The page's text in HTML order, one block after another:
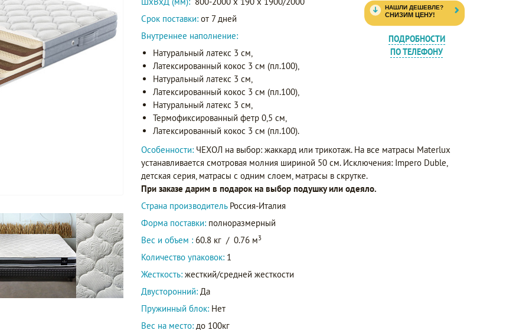
ПОДРОБНОСТИ
ПО ТЕЛЕФОНУ
Срок поставки: от 7 дней
Внутреннее наполнение:
Натуральный латекс 3 см,
Латексированный кокос 3 см (пл.100),
Натуральный латекс 3 см,
Латексированный кокос 3 см (пл.100),
Натуральный латекс 3 см,
Термофиксированный фетр 0,5 см,
Латексированный кокос 3 см (пл.100).
Особенности: ЧЕХОЛ на выбор: жаккард или трикотаж. На все матрасы Materlux
устанавливается смотровая молния шириной 50 см. Исключения: Impero Duble,
детская серия, матрасы с одним слоем, матрасы в скрутке.
При заказе дарим в подарок на выбор подушку или одеяло.
Страна производитель Россия-Италия
Форма поставки: полноразмерный
Вес и объем : 60.8 кг / 0.76 м3
Количество упаковок: 1
Жесткость: жесткий/средней жесткости
Двусторонний: Да
Пружинный блок: Нет
Вес на место: до 100кг